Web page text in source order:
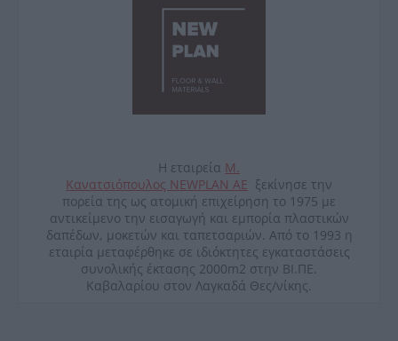
Η εταιρεία Μ.
Κανατσιόπουλος NEWPLAN ΑΕ ξεκίνησε την
πορεία της ως ατομική επιχείρηση το 1975 με
αντικείμενο την εισαγωγή και εμπορία πλαστικών
δαπέδων, μοκετών και ταπετσαριών. Από το 1993 η
εταιρία μεταφέρθηκε σε ιδιόκτητες εγκαταστάσεις
συνολικής έκτασης 2000m2 στην ΒΙ.ΠΕ.
Καβαλαρίου στον Λαγκαδά Θες/νίκης.